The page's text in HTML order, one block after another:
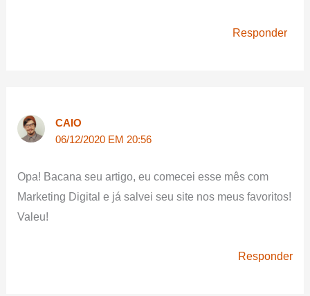
Responder
CAIO
06/12/2020 EM 20:56
Opa! Bacana seu artigo, eu comecei esse mês com
Marketing Digital e já salvei seu site nos meus favoritos!
Valeu!
Responder